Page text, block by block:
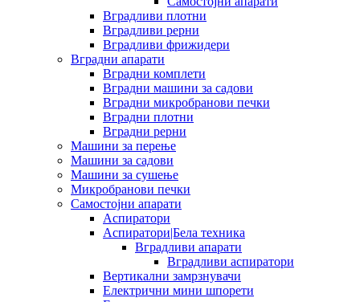
Вградливи плотни
Вградливи рерни
Вградливи фрижидери
Вградни апарати
Вградни комплети
Вградни машини за садови
Вградни микробранови печки
Вградни плотни
Вградни рерни
Машини за перење
Машини за садови
Машини за сушење
Микробранови печки
Самостојни апарати
Аспиратори
Аспиратори|Бела техника
Вградливи апарати
Вградливи аспиратори
Вертикални замрзнувачи
Електрични мини шпорети